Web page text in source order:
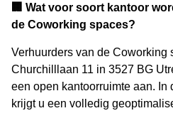
‍🏢 Wat voor soort kantoor
de Coworking spaces?
Verhuurders van de Coworking
Churchilllaan 11 in 3527 BG
een open kantoorruimte aan. In
krijgt u een volledig